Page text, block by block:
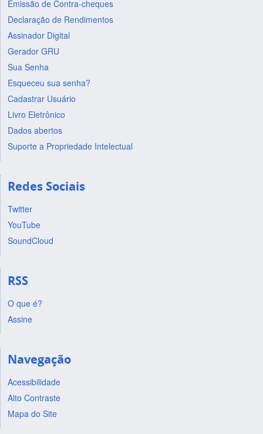
Emissão de Contra-cheques
Declaração de Rendimentos
Assinador Digital
Gerador GRU
Sua Senha
Esqueceu sua senha?
Cadastrar Usuário
Livro Eletrônico
Dados abertos
Suporte a Propriedade Intelectual
Redes Sociais
Twitter
YouTube
SoundCloud
RSS
O que é?
Assine
Navegação
Acessibilidade
Alto Contraste
Mapa do Site